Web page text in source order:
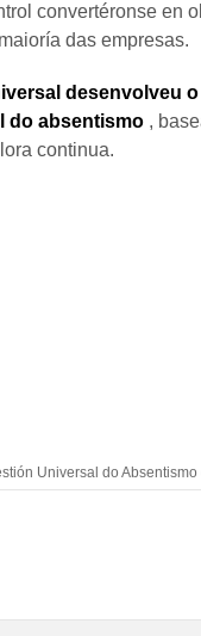
convertéronse en
das empresas.
desenvolveu
do absentismo ,
continua.
Universal do Absentismo